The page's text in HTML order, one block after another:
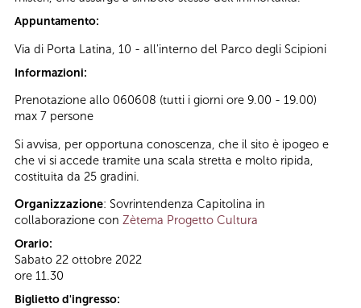
Appuntamento:
Via di Porta Latina, 10 - all'interno del Parco degli Scipioni
Informazioni:
Prenotazione allo 060608 (tutti i giorni ore 9.00 - 19.00)
max 7 persone
Si avvisa, per opportuna conoscenza, che il sito è ipogeo e
che vi si accede tramite una scala stretta e molto ripida,
costituita da 25 gradini.
Organizzazione: Sovrintendenza Capitolina in
collaborazione con Zètema Progetto Cultura
Orario:
Sabato 22 ottobre 2022
ore 11.30
Biglietto d'ingresso: